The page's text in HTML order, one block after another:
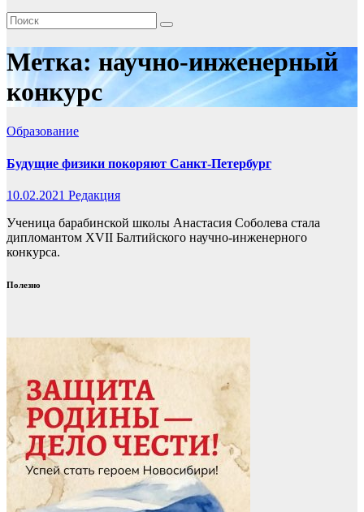
Метка:научно-инженерный
конкурс
Образование
Будущие физики покоряют Санкт-Петербург
10.02.2021 Редакция
Ученица барабинской школы Анастасия Соболева стала
дипломантом XVII Балтийского научно-инженерного
конкурса.
Полезно